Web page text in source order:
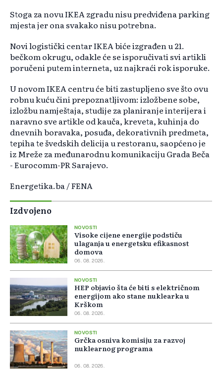
Stoga za novu IKEA zgradu nisu predviđena parking
mjesta jer ona svakako nisu potrebna.
Novi logistički centar IKEA biće izgrađen u 21.
bečkom okrugu, odakle će se isporučivati svi artikli
poručeni putem interneta, uz najkraći rok isporuke.
U novom IKEA centru će biti zastupljeno sve što ovu
robnu kuću čini prepoznatljivom: izložbene sobe,
izložbu namještaja, studije za planiranje interijera i
naravno sve artikle od kauča, kreveta, kuhinja do
dnevnih boravaka, posuđa, dekorativnih predmeta,
tepiha te švedskih delicija u restoranu, saopćeno je
iz Mreže za međunarodnu komunikaciju Grada Beča
- Eurocomm-PR Sarajevo.
Energetika.ba / FENA
Izdvojeno
NOVOSTI
Visoke cijene energije podstiču
ulaganja u energetsku efikasnost
domova
06. 08. 2026.
NOVOSTI
HEP objavio šta će biti s električnom
energijom ako stane nuklearka u
Krškom
06. 08. 2026.
NOVOSTI
Grčka osniva komisiju za razvoj
nuklearnog programa
06. 08. 2026.